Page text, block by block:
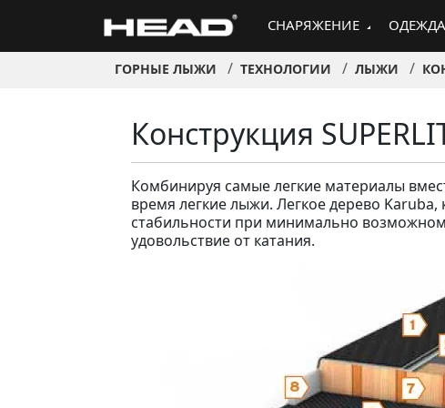
СНАРЯЖЕНИЕ ОДЕЖДА
ГОРНЫЕ ЛЫЖИ ТЕХНОЛОГИИ ЛЫЖИ
Конструкция
Комбинируя самые легкие материалы
время легкие лыжи. Легкое дерево
стабильности при минимально возможном
удовольствие от катания.